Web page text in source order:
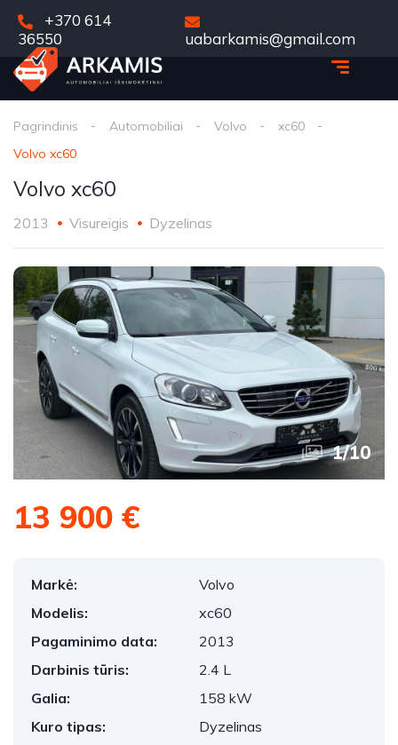
+370 614
36550
uabarkamis@gmail.com
Pagrindinis Automobiliai Volvo
xc60
Volvo xc60
Volvo xc60
2013 Visureigis Dyzelinas
1/10
13 900 €
Markė:
Volvo
Modelis:
xc60
Pagaminimo data:
2013
Darbinis tūris:
2.4 L
Galia:
158 kW
Kuro tipas:
Dyzelinas